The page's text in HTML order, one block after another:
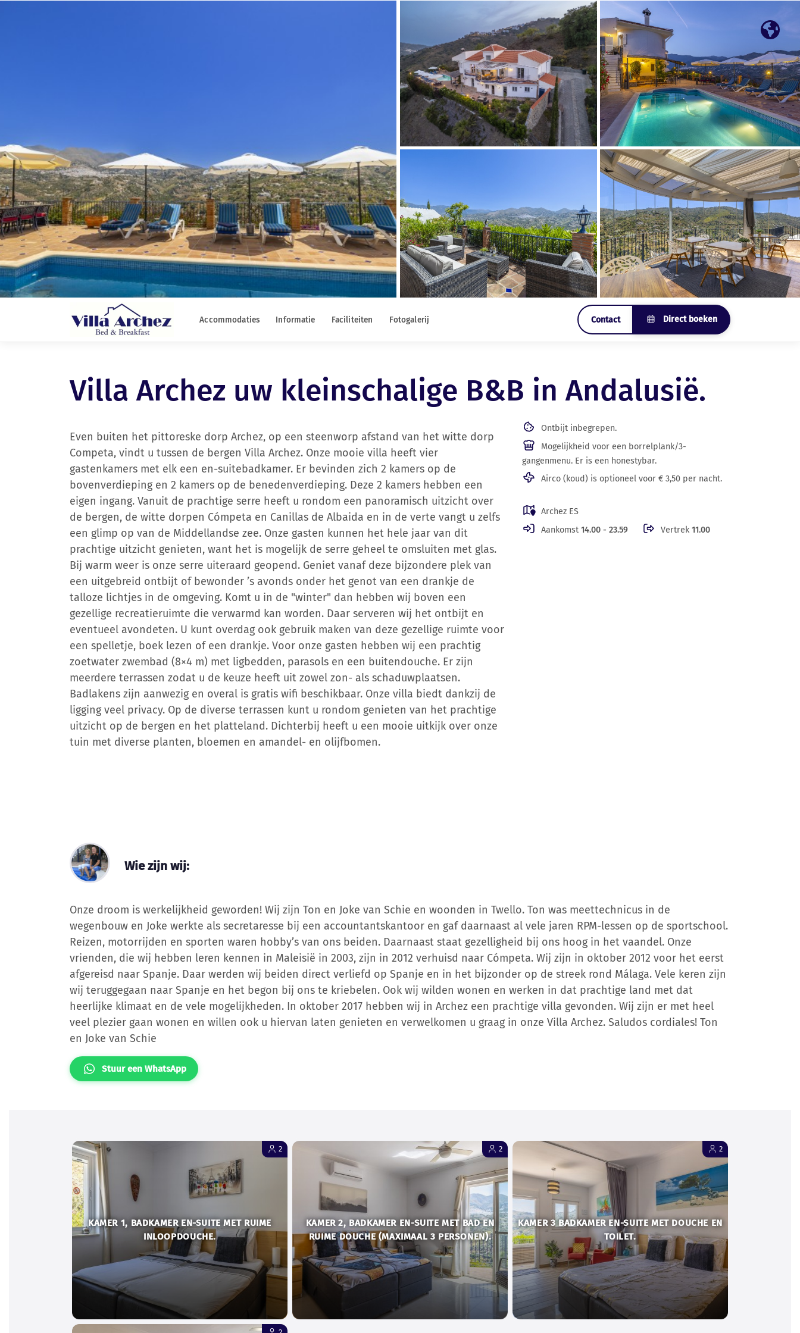
Accommodaties Informatie Faciliteiten Fotogalerij Contact Direct boeken
Villa Archez uw kleinschalige B&B in Andalusië.
Even buiten het pittoreske dorp Archez, op een steenworp afstand van het witte dorp
Competa, vindt u tussen de bergen Villa Archez. Onze mooie villa heeft vier
gastenkamers met elk een en-suitebadkamer. Er bevinden zich 2 kamers op de
bovenverdieping en 2 kamers op de benedenverdieping. Deze 2 kamers hebben een
eigen ingang. Vanuit de prachtige serre heeft u rondom een panoramisch uitzicht over
de bergen, de witte dorpen Cómpeta en Canillas de Albaida en in de verte vangt u zelfs
een glimp op van de Middellandse zee. Onze gasten kunnen het hele jaar van dit
prachtige uitzicht genieten, want het is mogelijk de serre geheel te omsluiten met glas.
Bij warm weer is onze serre uiteraard geopend. Geniet vanaf deze bijzondere plek van
een uitgebreid ontbijt of bewonder ’s avonds onder het genot van een drankje de
talloze lichtjes in de omgeving. Komt u in de "winter" dan hebben wij boven een
gezellige recreatieruimte die verwarmd kan worden. Daar serveren wij het ontbijt en
eventueel avondeten. U kunt overdag ook gebruik maken van deze gezellige ruimte voor
een spelletje, boek lezen of een drankje. Voor onze gasten hebben wij een prachtig
zoetwater zwembad (8×4 m) met ligbedden, parasols en een buitendouche. Er zijn
meerdere terrassen zodat u de keuze heeft uit zowel zon- als schaduwplaatsen.
Badlakens zijn aanwezig en overal is gratis wifi beschikbaar. Onze villa biedt dankzij de
ligging veel privacy. Op de diverse terrassen kunt u rondom genieten van het prachtige
uitzicht op de bergen en het platteland. Dichterbij heeft u een mooie uitkijk over onze
tuin met diverse planten, bloemen en amandel- en olijfbomen.
Ontbijt inbegrepen.
Mogelijkheid voor een borrelplank/3-
gangenmenu. Er is een honestybar.
Airco (koud) is optioneel voor € 3,50 per nacht.
Archez ES
Aankomst 14.00 - 23.59 Vertrek 11.00
Wie zijn wij:
Onze droom is werkelijkheid geworden! Wij zijn Ton en Joke van Schie en woonden in Twello. Ton was meettechnicus in de
wegenbouw en Joke werkte als secretaresse bij een accountantskantoor en gaf daarnaast al vele jaren RPM-lessen op de sportschool.
Reizen, motorrijden en sporten waren hobby’s van ons beiden. Daarnaast staat gezelligheid bij ons hoog in het vaandel. Onze
vrienden, die wij hebben leren kennen in Maleisië in 2003, zijn in 2012 verhuisd naar Cómpeta. Wij zijn in oktober 2012 voor het eerst
afgereisd naar Spanje. Daar werden wij beiden direct verliefd op Spanje en in het bijzonder op de streek rond Málaga. Vele keren zijn
wij teruggegaan naar Spanje en het begon bij ons te kriebelen. Ook wij wilden wonen en werken in dat prachtige land met dat
heerlijke klimaat en de vele mogelijkheden. In oktober 2017 hebben wij in Archez een prachtige villa gevonden. Wij zijn er met heel
veel plezier gaan wonen en willen ook u hiervan laten genieten en verwelkomen u graag in onze Villa Archez. Saludos cordiales! Ton
en Joke van Schie
Stuur een WhatsApp
KAMER 1, BADKAMER EN-SUITE MET RUIME
INLOOPDOUCHE.
2
KAMER 2, BADKAMER EN-SUITE MET BAD EN
RUIME DOUCHE (MAXIMAAL 3 PERSONEN).
2
KAMER 3 BADKAMER EN-SUITE MET DOUCHE EN
TOILET.
2